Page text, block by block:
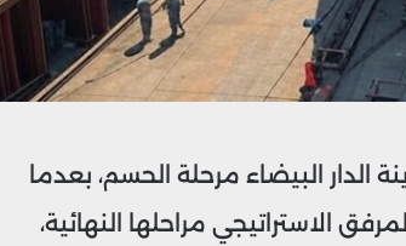
البيضاء مرحلة الحسم، بعدما
الاستراتيجي مراحلها النهائية،